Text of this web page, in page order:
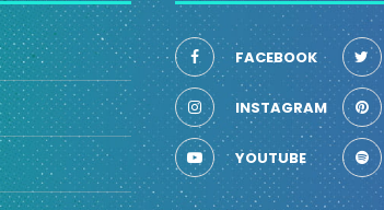
FACEBOOK
INSTAGRAM
YOUTUBE